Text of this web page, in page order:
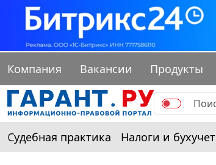
Компания Вакансии Продукты
Судебная практика Налоги и бухучет